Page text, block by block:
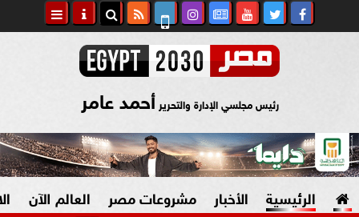
رئيس مجلسي الإدارة والتحرير أحمد عامر
الرئيسية الأخبار مشروعات مصر العالم الآن